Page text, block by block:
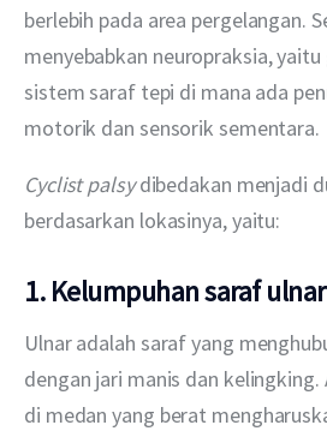
berlebih pada area pergelangan.
menyebabkan neuropraksia,
sistem saraf tepi di mana ada
motorik dan sensorik sementara.
Cyclist palsy dibedakan menjadi
berdasarkan lokasinya, yaitu:
1. Kelumpuhan saraf ulnar
Ulnar adalah saraf yang
dengan jari manis dan
di medan yang berat